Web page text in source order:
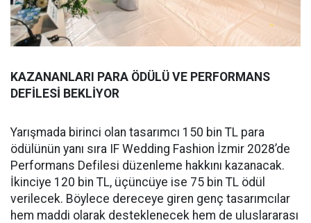
KAZANANLARI PARA ÖDÜLÜ VE PERFORMANS
DEFİLESİ BEKLİYOR
Yarışmada birinci olan tasarımcı 150 bin TL para
ödülünün yanı sıra IF Wedding Fashion İzmir 2028’de
Performans Defilesi düzenleme hakkını kazanacak.
İkinciye 120 bin TL, üçüncüye ise 75 bin TL ödül
verilecek. Böylece dereceye giren genç tasarımcılar
hem maddi olarak desteklenecek hem de uluslararası